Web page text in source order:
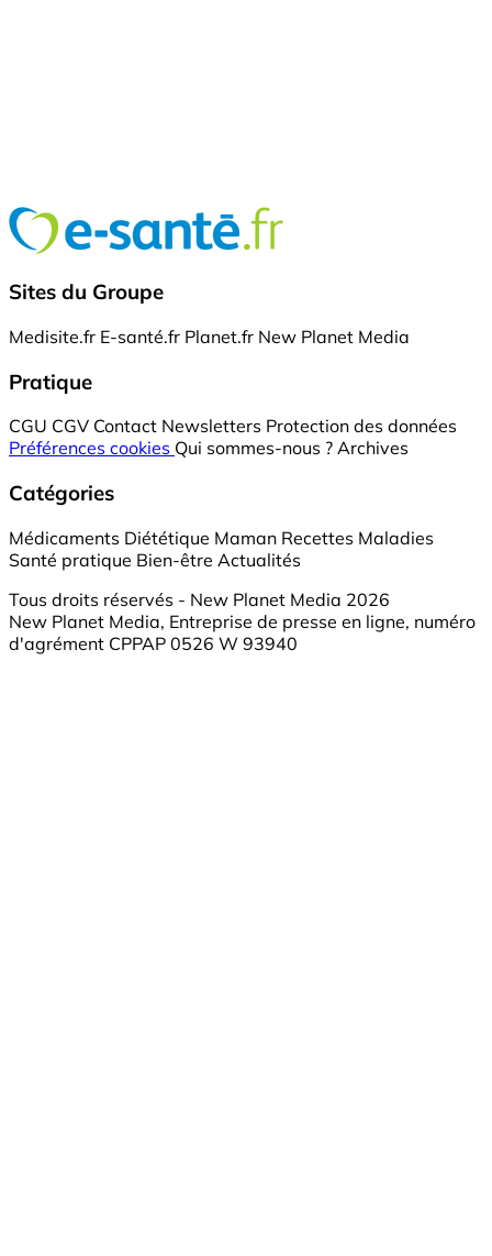
Sites du Groupe
Medisite.fr E-santé.fr Planet.fr New Planet Media
Pratique
CGU CGV Contact Newsletters Protection des données
Préférences cookies Qui sommes-nous ? Archives
Catégories
Médicaments Diététique Maman Recettes Maladies
Santé pratique Bien-être Actualités
Tous droits réservés - New Planet Media 2026
New Planet Media, Entreprise de presse en ligne, numéro
d'agrément CPPAP 0526 W 93940